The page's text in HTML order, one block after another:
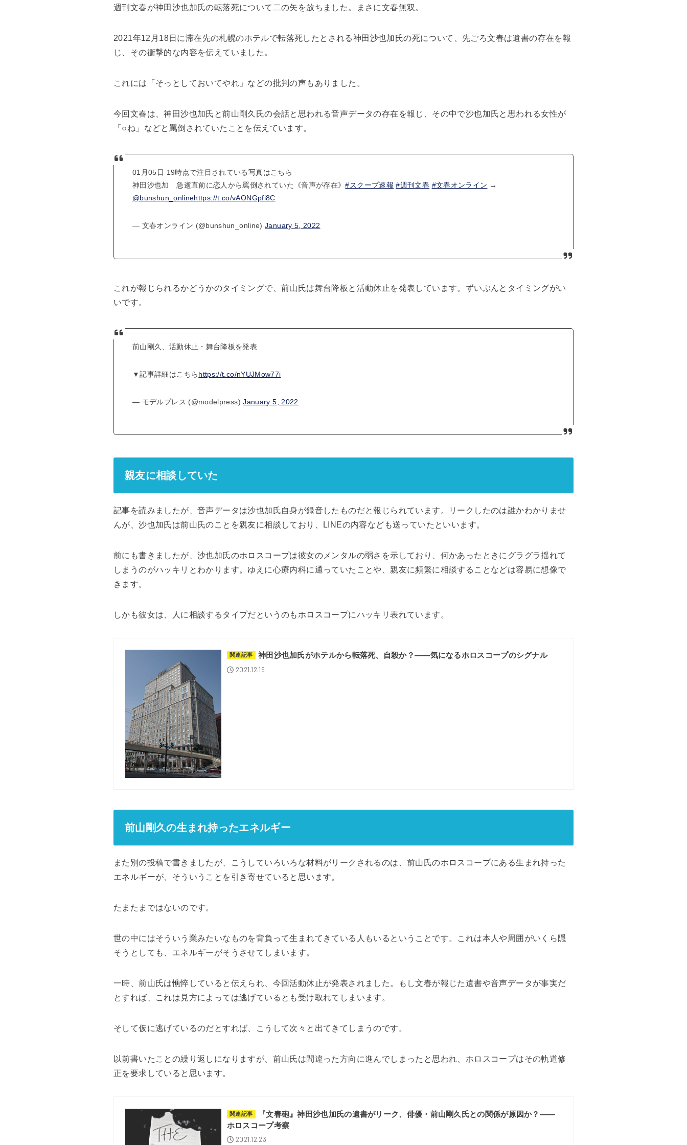
週刊文春が神田沙也加氏の転落死について二の矢を放ちました。まさに文春無双。
2021年12月18日に滞在先の札幌のホテルで転落死したとされる神田沙也加氏の死について、先ごろ文春は遺書の存在を報
じ、その衝撃的な内容を伝えていました。
これには「そっとしておいてやれ」などの批判の声もありました。
今回文春は、神田沙也加氏と前山剛久氏の会話と思われる音声データの存在を報じ、その中で沙也加氏と思われる女性が
「○ね」などと罵倒されていたことを伝えています。
01月05日 19時点で注目されている写真はこちら
神田沙也加 急逝直前に恋人から罵倒されていた《音声が存在》#スクープ速報 #週刊文春 #文春オンライン →
@bunshun_onlinehttps://t.co/vAONGpfi8C
— 文春オンライン (@bunshun_online)January 5, 2022
これが報じられるかどうかのタイミングで、前山氏は舞台降板と活動休止を発表しています。ずいぶんとタイミングがい
いです。
前山剛久、活動休止・舞台降板を発表
▼記事詳細はこちらhttps://t.co/nYUJMow77i
— モデルプレス (@modelpress)January 5, 2022
親友に相談していた
記事を読みましたが、音声データは沙也加氏自身が録音したものだと報じられています。リークしたのは誰かわかりませ
んが、沙也加氏は前山氏のことを親友に相談しており、LINEの内容なども送っていたといいます。
前にも書きましたが、沙也加氏のホロスコープは彼女のメンタルの弱さを示しており、何かあったときにグラグラ揺れて
しまうのがハッキリとわかります。ゆえに心療内科に通っていたことや、親友に頻繁に相談することなどは容易に想像で
きます。
しかも彼女は、人に相談するタイプだというのもホロスコープにハッキリ表れています。
関連記事 神田沙也加氏がホテルから転落死、自殺か？――気になるホロスコープのシグナル
2021.12.19
前山剛久の生まれ持ったエネルギー
また別の投稿で書きましたが、こうしていろいろな材料がリークされるのは、前山氏のホロスコープにある生まれ持った
エネルギーが、そういうことを引き寄せていると思います。
たまたまではないのです。
世の中にはそういう業みたいなものを背負って生まれてきている人もいるということです。これは本人や周囲がいくら隠
そうとしても、エネルギーがそうさせてしまいます。
一時、前山氏は憔悴していると伝えられ、今回活動休止が発表されました。もし文春が報じた遺書や音声データが事実だ
とすれば、これは見方によっては逃げているとも受け取れてしまいます。
そして仮に逃げているのだとすれば、こうして次々と出てきてしまうのです。
以前書いたことの繰り返しになりますが、前山氏は間違った方向に進んでしまったと思われ、ホロスコープはその軌道修
正を要求していると思います。
関連記事
『文春砲』神田沙也加氏の遺書がリーク、俳優・前山剛久氏との関係が原因か？――
ホロスコープ考察
2021.12.23